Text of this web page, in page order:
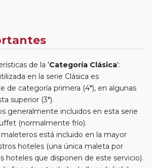
de la 'Categoría Clásica':
en la serie Clásica es
de categoría primera (4*), en algunas
superior (3*).
generalmente incluidos en esta serie
(normalmente frío).
maleteros está incluido en la mayor
hoteles (una única maleta por
hoteles que disponen de este servicio).